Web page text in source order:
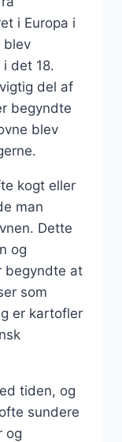
i Europa i
blev
det 18.
del af
begyndte
blev
kogt eller
man
Dette
og
begyndte at
som
er kartofler
tiden, og
sundere
og